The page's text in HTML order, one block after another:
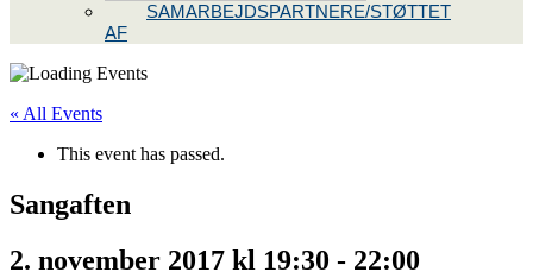
SAMARBEJDSPARTNERE/STØTTET
AF
« All Events
This event has passed.
Sangaften
2. november 2017 kl 19:30 - 22:00